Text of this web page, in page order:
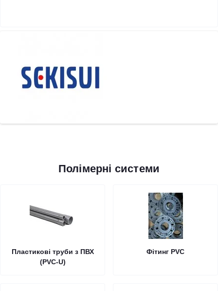
Полімерні системи
Пластикові труби з ПВХ
(PVC-U)
Фітинг PVC